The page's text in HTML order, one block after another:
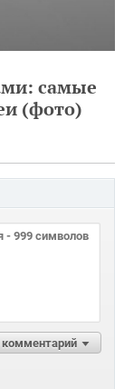
самые
(фото)